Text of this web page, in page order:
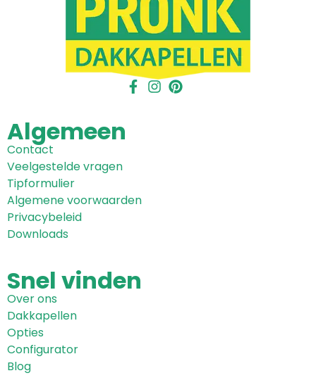
Algemeen
Contact
Veelgestelde vragen
Tipformulier
Algemene voorwaarden
Privacybeleid
Downloads
Snel vinden
Over ons
Dakkapellen
Opties
Configurator
Blog